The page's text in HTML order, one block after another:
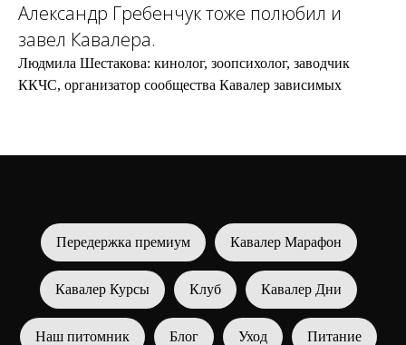
Александр Гребенчук тоже полюбил и
завел Кавалера.
Людмила Шестакова: кинолог, зоопсихолог, заводчик
ККЧС, организатор сообщества Кавалер зависимых
Передержка премиум Кавалер Марафон
Кавалер Курсы Клуб Кавалер Дни
Наш питомник Блог Уход Питание